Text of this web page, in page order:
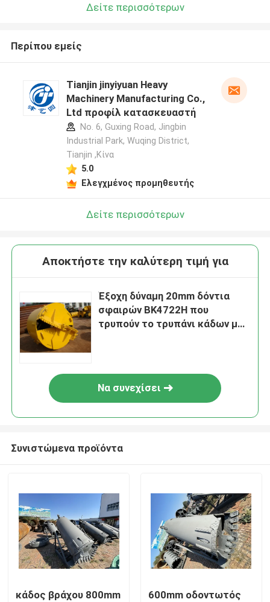
Σπίτι
Δείτε περισσότερων
Περίπου εμείς
Tianjin jinyiyuan Heavy
Machinery Manufacturing Co.,
Ltd προφίλ κατασκευαστή
No. 6, Guxing Road, Jingbin
Industrial Park, Wuqing District,
Tianjin ,Κίνα
5.0
Ελεγχμένος προμηθευτής
Δείτε περισσότερων
Αποκτήστε την καλύτερη τιμή για
Έξοχη δύναμη 20mm δόντια
σφαιρών BK4722H που
τρυπούν το τρυπάνι κάδων με
Να συνεχίσει
Συνιστώμενα προϊόντα
κάδος βράχου 800mm
600mm οδοντωτός